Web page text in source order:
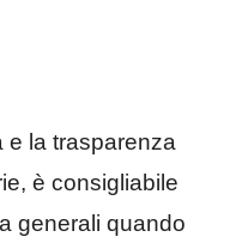
e la trasparenza
è consigliabile
generali quando